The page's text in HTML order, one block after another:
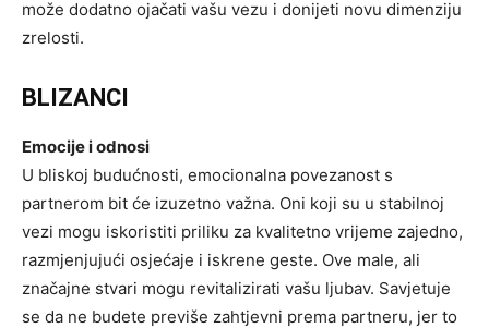
može dodatno ojačati vašu vezu i donijeti novu dimenziju
zrelosti.
BLIZANCI
Emocije i odnosi
U bliskoj budućnosti, emocionalna povezanost s
partnerom bit će izuzetno važna. Oni koji su u stabilnoj
vezi mogu iskoristiti priliku za kvalitetno vrijeme zajedno,
razmjenjujući osjećaje i iskrene geste. Ove male, ali
značajne stvari mogu revitalizirati vašu ljubav. Savjetuje
se da ne budete previše zahtjevni prema partneru, jer to